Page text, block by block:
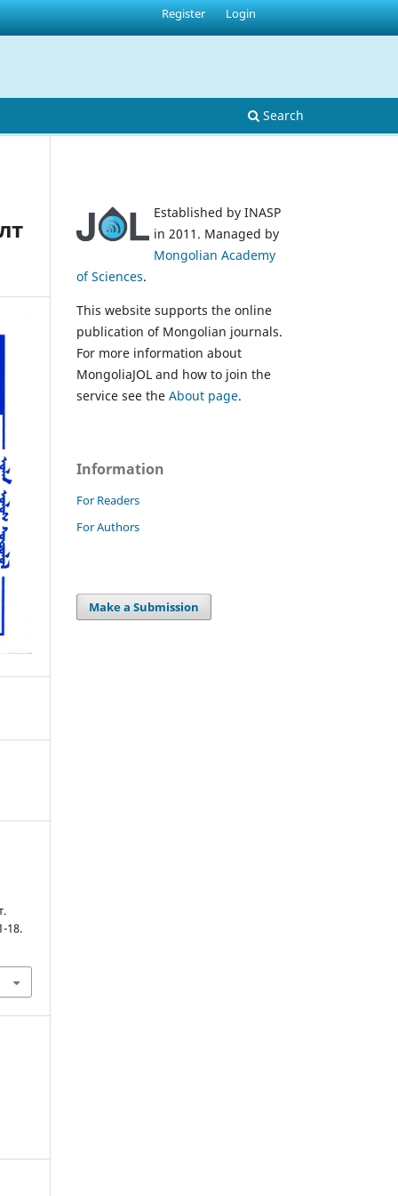
Search
Register Login
18.
Established by INASP
in 2011. Managed by
Mongolian Academy
of Sciences.
This website supports the online
publication of Mongolian journals.
For more information about
MongoliaJOL and how to join the
service see the About page.
Information
For Readers
For Authors
Make a Submission